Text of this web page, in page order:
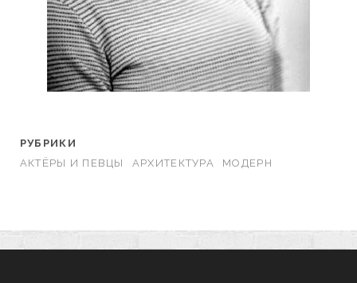
РУБРИКИ
АКТЁРЫ И ПЕВЦЫ
АРХИТЕКТУРА МОДЕРН